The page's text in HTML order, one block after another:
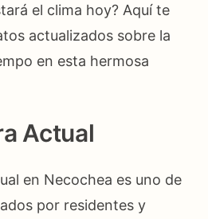
el clima hoy? Aquí te
actualizados sobre la
en esta hermosa
Actual
en Necochea es uno de
por residentes y